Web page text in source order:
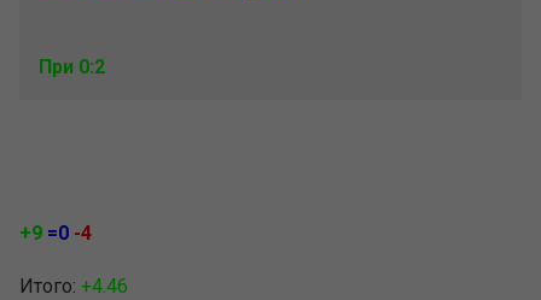
При 0:2
+9 =0 -4
Итого: +4.46